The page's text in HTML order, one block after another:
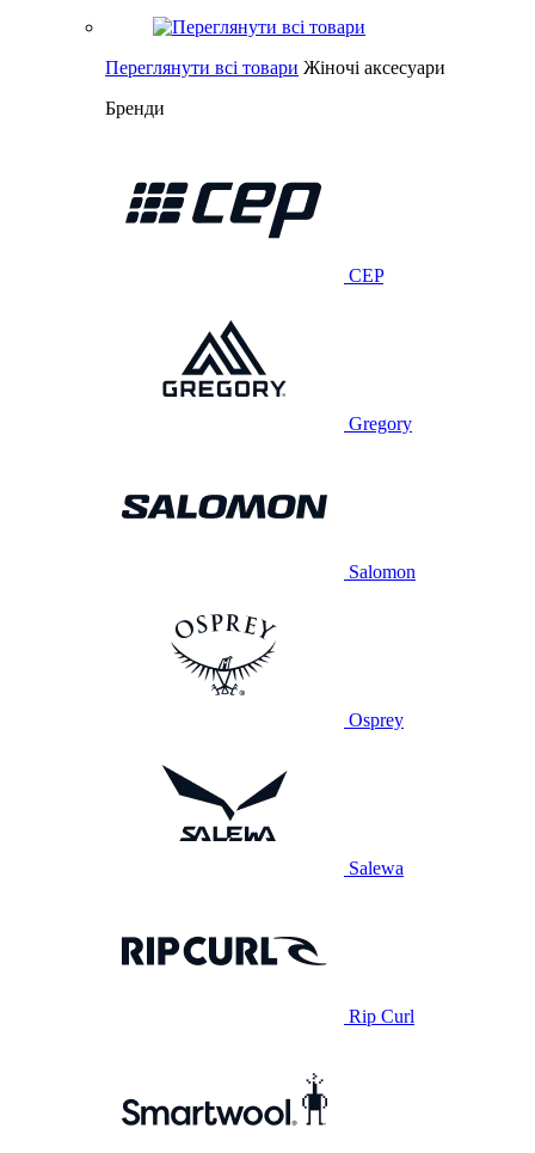
Переглянути всі товари Жіночі аксесуари
Бренди
CEP
Gregory
Salomon
Osprey
Salewa
Rip Curl